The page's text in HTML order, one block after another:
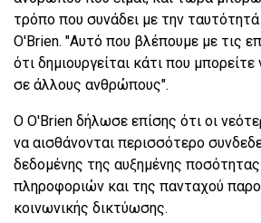
τρόπο που συνάδει με την
O'Brien. "Αυτό που βλέπουμε με τις
ότι δημιουργείται κάτι που
σε άλλους ανθρώπους".
Ο O'Brien δήλωσε επίσης ότι οι
να αισθάνονται περισσότερο
δεδομένης της αυξημένης
πληροφοριών και της πανταχού
κοινωνικής δικτύωσης.